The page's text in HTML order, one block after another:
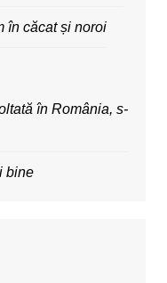
în căcat și noroi
în România, s-
bine